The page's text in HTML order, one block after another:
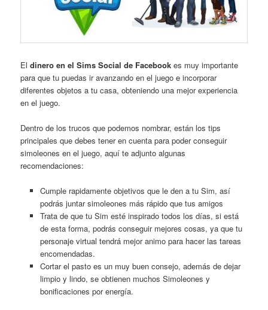
Eldinero en el Sims Social de Facebook es muy importante
para que tu puedas ir avanzando en el juego e incorporar
diferentes objetos a tu casa, obteniendo una mejor experiencia
en el juego.
Dentro de los trucos que podemos nombrar, están los tips
principales que debes tener en cuenta para poder conseguir
simoleones en el juego, aquí te adjunto algunas
recomendaciones:
Cumple rapidamente objetivos que le den a tu Sim, así
podrás juntar simoleones más rápido que tus amigos
Trata de que tu Sim esté inspirado todos los días, si está
de esta forma, podrás conseguir mejores cosas, ya que tu
personaje virtual tendrá mejor animo para hacer las tareas
encomendadas.
Cortar el pasto es un muy buen consejo, además de dejar
limpio y lindo, se obtienen muchos Simoleones y
bonificaciones por energía.